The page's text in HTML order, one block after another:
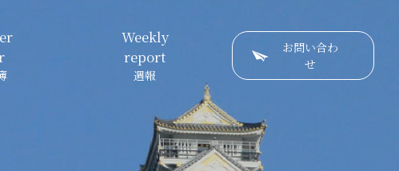
Weekly
report
週報
お問い合わ
せ